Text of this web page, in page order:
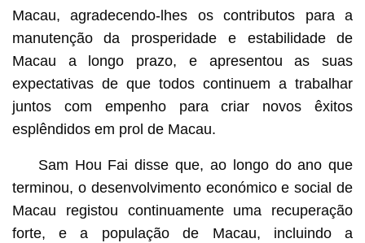
Macau, agradecendo-lhes os contributos para a
manutenção da prosperidade e estabilidade de
Macau a longo prazo, e apresentou as suas
expectativas de que todos continuem a trabalhar
juntos com empenho para criar novos êxitos
esplêndidos em prol de Macau.
Sam Hou Fai disse que, ao longo do ano que
terminou, o desenvolvimento económico e social de
Macau registou continuamente uma recuperação
forte, e a população de Macau, incluindo a